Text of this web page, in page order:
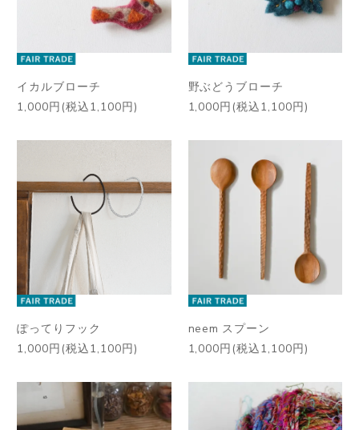
イカルブローチ
1,000円(税込1,100円)
野ぶどうブローチ
1,000円(税込1,100円)
ぽってりフック
1,000円(税込1,100円)
neem スプーン
1,000円(税込1,100円)